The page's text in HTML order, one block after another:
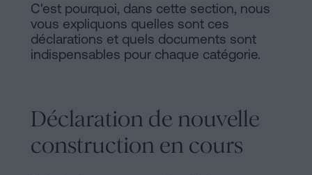
C'est pourquoi, dans cette section, nous
vous expliquons quelles sont ces
déclarations et quels documents sont
indispensables pour chaque catégorie.
Déclaration de nouvelle
construction en cours